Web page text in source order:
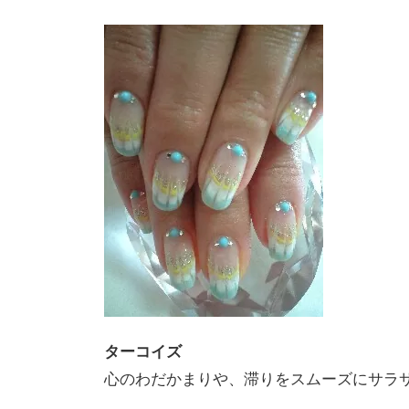
ターコイズ
心のわだかまりや、滞りをスムーズにサラ